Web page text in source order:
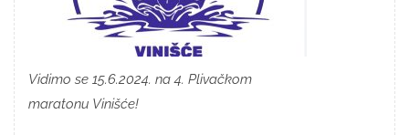
Vidimo se 15.6.2024. na 4. Plivačkom
maratonu Vinišće!